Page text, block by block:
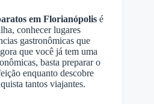
em Florianópolis é
conhecer lugares
gastronômicas que
que você já tem uma
basta preparar o
enquanto descobre
tantos viajantes.